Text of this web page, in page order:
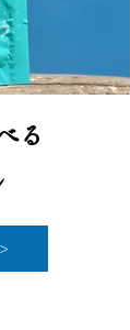
る